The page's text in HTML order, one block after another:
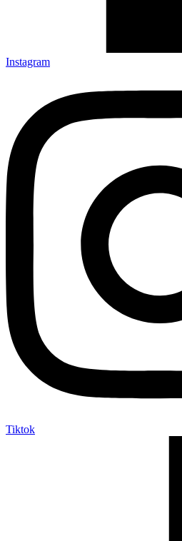
Instagram
Tiktok